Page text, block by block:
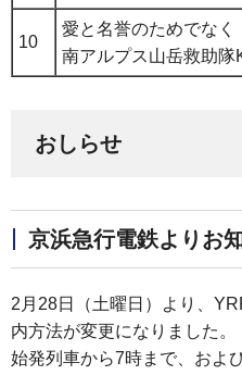
10
愛と名誉のためでなく
南アルプス山岳救助隊
おしらせ
京浜急行電鉄よりお
2月28日（土曜日）より、
内方法が変更になりました。
始発列車から7時まで、およ